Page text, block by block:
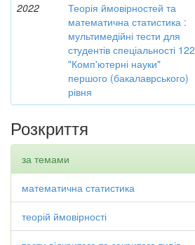
2022
Теорія ймовірностей та
математична статистика :
мультимедійні тести для
студентів спеціальності 122
"Комп'ютерні науки"
першого (бакалаврського)
рівня
Розкриття
за темами
математична статистика
теорій ймовірності